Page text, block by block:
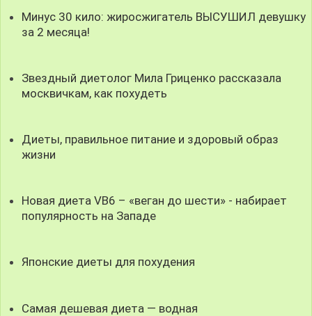
Минус 30 кило: жиросжигатель ВЫСУШИЛ девушку
за 2 месяца!
Звездный диетолог Мила Гриценко рассказала
москвичкам, как похудеть
Диеты, правильное питание и здоровый образ
жизни
Новая диета VB6 – «веган до шести» - набирает
популярность на Западе
Японские диеты для похудения
Самая дешевая диета — водная